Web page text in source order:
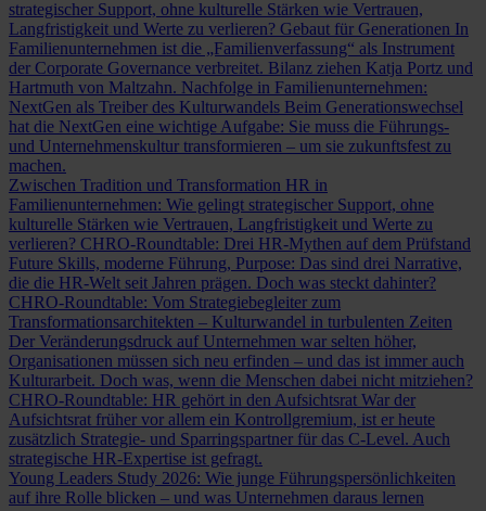
strategischer Support, ohne kulturelle Stärken wie Vertrauen,
Langfristigkeit und Werte zu verlieren? Gebaut für Generationen In
Familienunternehmen ist die „Familienverfassung“ als Instrument
der Corporate Governance verbreitet. Bilanz ziehen Katja Portz und
Hartmuth von Maltzahn. Nachfolge in Familienunternehmen:
NextGen als Treiber des Kulturwandels Beim Generationswechsel
hat die NextGen eine wichtige Aufgabe: Sie muss die Führungs-
und Unternehmenskultur transformieren – um sie zukunftsfest zu
machen.
Zwischen Tradition und Transformation HR in
Familienunternehmen: Wie gelingt strategischer Support, ohne
kulturelle Stärken wie Vertrauen, Langfristigkeit und Werte zu
verlieren? CHRO-Roundtable: Drei HR-Mythen auf dem Prüfstand
Future Skills, moderne Führung, Purpose: Das sind drei Narrative,
die die HR-Welt seit Jahren prägen. Doch was steckt dahinter?
CHRO-Roundtable: Vom Strategiebegleiter zum
Transformationsarchitekten – Kulturwandel in turbulenten Zeiten
Der Veränderungsdruck auf Unternehmen war selten höher,
Organisationen müssen sich neu erfinden – und das ist immer auch
Kulturarbeit. Doch was, wenn die Menschen dabei nicht mitziehen?
CHRO-Roundtable: HR gehört in den Aufsichtsrat War der
Aufsichtsrat früher vor allem ein Kontrollgremium, ist er heute
zusätzlich Strategie- und Sparringspartner für das C-Level. Auch
strategische HR-Expertise ist gefragt.
Young Leaders Study 2026: Wie junge Führungspersönlichkeiten
auf ihre Rolle blicken – und was Unternehmen daraus lernen